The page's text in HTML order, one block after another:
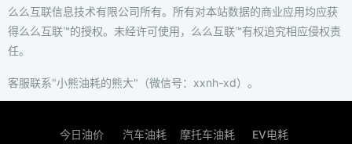
么么互联信息技术有限公司所有。所有对本站数据的商业应用均应获
得么么互联™的授权。未经许可使用，么么互联™有权追究相应侵权责
任。
客服联系"小熊油耗的熊大"（微信号：xxnh-xd）。
今日油价 汽车油耗 摩托车油耗 EV电耗